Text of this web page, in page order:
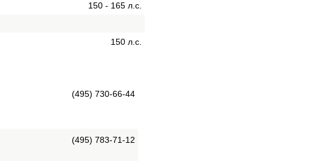
150 - 165 л.с.
150 л.с.
(495) 730-66-44
(495) 783-71-12